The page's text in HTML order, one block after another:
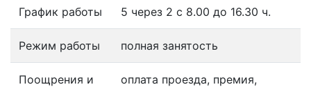
График работы 5 через 2 с 8.00 до 16.30 ч.
Режим работы полная занятость
Поощрения и оплата проезда, премия,